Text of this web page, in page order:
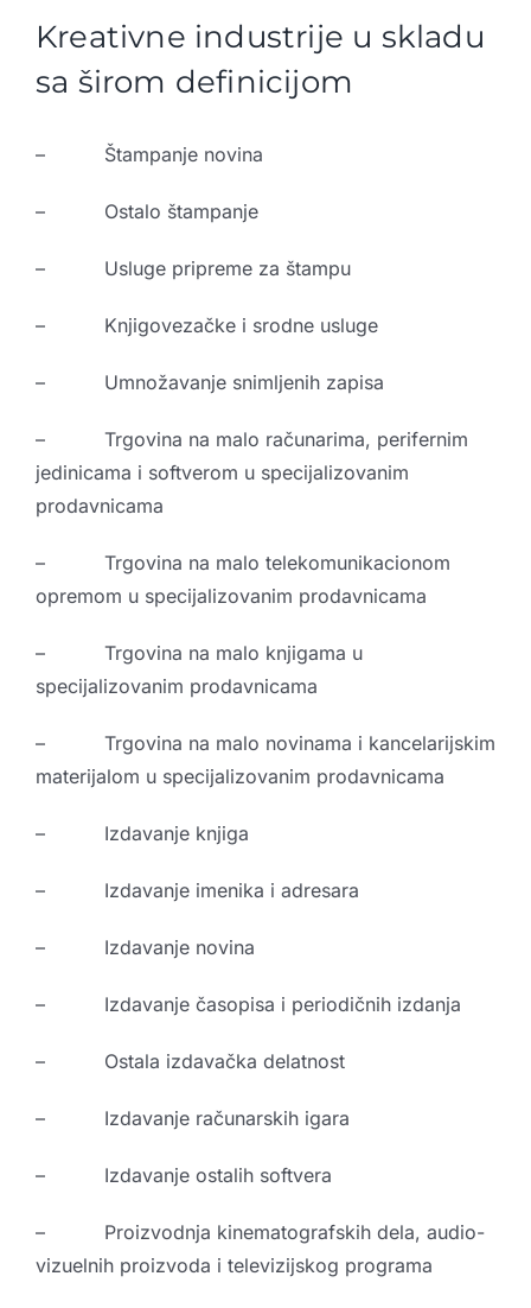
Kreativne industrije u skladu
sa širom definicijom
– Štampanje novina
– Ostalo štampanje
– Usluge pripreme za štampu
– Knjigovezačke i srodne usluge
– Umnožavanje snimljenih zapisa
– Trgovina na malo računarima, perifernim
jedinicama i softverom u specijalizovanim
prodavnicama
– Trgovina na malo telekomunikacionom
opremom u specijalizovanim prodavnicama
– Trgovina na malo knjigama u
specijalizovanim prodavnicama
– Trgovina na malo novinama i kancelarijskim
materijalom u specijalizovanim prodavnicama
– Izdavanje knjiga
– Izdavanje imenika i adresara
– Izdavanje novina
– Izdavanje časopisa i periodičnih izdanja
– Ostala izdavačka delatnost
– Izdavanje računarskih igara
– Izdavanje ostalih softvera
– Proizvodnja kinematografskih dela, audio-
vizuelnih proizvoda i televizijskog programa